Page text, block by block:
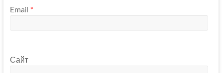
Email *
Сайт